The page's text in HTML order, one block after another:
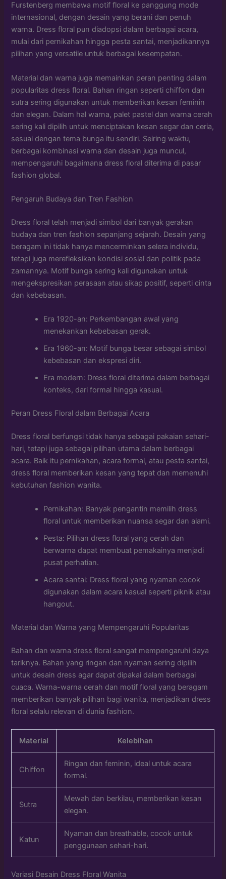
Furstenberg membawa motif floral ke panggung mode
internasional, dengan desain yang berani dan penuh
warna. Dress floral pun diadopsi dalam berbagai acara,
mulai dari pernikahan hingga pesta santai, menjadikannya
pilihan yang versatile untuk berbagai kesempatan.
Material dan warna juga memainkan peran penting dalam
popularitas dress floral. Bahan ringan seperti chiffon dan
sutra sering digunakan untuk memberikan kesan feminin
dan elegan. Dalam hal warna, palet pastel dan warna cerah
sering kali dipilih untuk menciptakan kesan segar dan ceria,
sesuai dengan tema bunga itu sendiri. Seiring waktu,
berbagai kombinasi warna dan desain juga muncul,
mempengaruhi bagaimana dress floral diterima di pasar
fashion global.
Pengaruh Budaya dan Tren Fashion
Dress floral telah menjadi simbol dari banyak gerakan
budaya dan tren fashion sepanjang sejarah. Desain yang
beragam ini tidak hanya mencerminkan selera individu,
tetapi juga merefleksikan kondisi sosial dan politik pada
zamannya. Motif bunga sering kali digunakan untuk
mengekspresikan perasaan atau sikap positif, seperti cinta
dan kebebasan.
Era 1920-an: Perkembangan awal yang
menekankan kebebasan gerak.
Era 1960-an: Motif bunga besar sebagai simbol
kebebasan dan ekspresi diri.
Era modern: Dress floral diterima dalam berbagai
konteks, dari formal hingga kasual.
Peran Dress Floral dalam Berbagai Acara
Dress floral berfungsi tidak hanya sebagai pakaian sehari-
hari, tetapi juga sebagai pilihan utama dalam berbagai
acara. Baik itu pernikahan, acara formal, atau pesta santai,
dress floral memberikan kesan yang tepat dan memenuhi
kebutuhan fashion wanita.
Pernikahan: Banyak pengantin memilih dress
floral untuk memberikan nuansa segar dan alami.
Pesta: Pilihan dress floral yang cerah dan
berwarna dapat membuat pemakainya menjadi
pusat perhatian.
Acara santai: Dress floral yang nyaman cocok
digunakan dalam acara kasual seperti piknik atau
hangout.
Material dan Warna yang Mempengaruhi Popularitas
Bahan dan warna dress floral sangat mempengaruhi daya
tariknya. Bahan yang ringan dan nyaman sering dipilih
untuk desain dress agar dapat dipakai dalam berbagai
cuaca. Warna-warna cerah dan motif floral yang beragam
memberikan banyak pilihan bagi wanita, menjadikan dress
floral selalu relevan di dunia fashion.
Material Kelebihan
Chiffon
Ringan dan feminin, ideal untuk acara
formal.
Sutra
Mewah dan berkilau, memberikan kesan
elegan.
Katun
Nyaman dan breathable, cocok untuk
penggunaan sehari-hari.
Variasi Desain Dress Floral Wanita